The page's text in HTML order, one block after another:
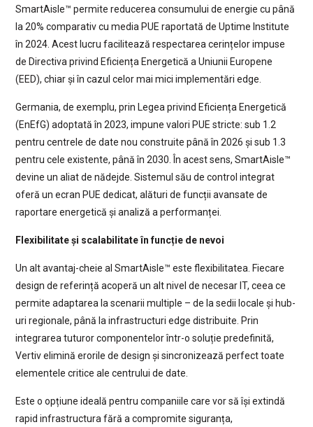
SmartAisle™ permite reducerea consumului de energie cu până
la 20% comparativ cu media PUE raportată de Uptime Institute
în 2024. Acest lucru facilitează respectarea cerințelor impuse
de Directiva privind Eficiența Energetică a Uniunii Europene
(EED), chiar și în cazul celor mai mici implementări edge.
Germania, de exemplu, prin Legea privind Eficiența Energetică
(EnEfG) adoptată în 2023, impune valori PUE stricte: sub 1.2
pentru centrele de date nou construite până în 2026 și sub 1.3
pentru cele existente, până în 2030. În acest sens, SmartAisle™
devine un aliat de nădejde. Sistemul său de control integrat
oferă un ecran PUE dedicat, alături de funcții avansate de
raportare energetică și analiză a performanței.
Flexibilitate și scalabilitate în funcție de nevoi
Un alt avantaj-cheie al SmartAisle™ este flexibilitatea. Fiecare
design de referință acoperă un alt nivel de necesar IT, ceea ce
permite adaptarea la scenarii multiple – de la sedii locale și hub-
uri regionale, până la infrastructuri edge distribuite. Prin
integrarea tuturor componentelor într-o soluție predefinită,
Vertiv elimină erorile de design și sincronizează perfect toate
elementele critice ale centrului de date.
Este o opțiune ideală pentru companiile care vor să își extindă
rapid infrastructura fără a compromite siguranța,